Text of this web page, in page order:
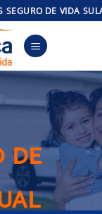
SEGURO DE VIDA
DE